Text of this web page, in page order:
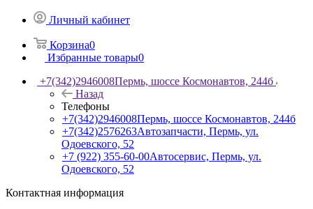
Личный кабинет
Корзина0
Избранные товары0
+7(342)2946008Пермь, шоссе Космонавтов, 244б
Назад
Телефоны
+7(342)2946008Пермь, шоссе Космонавтов, 244б
+7(342)2576263Автозапчасти, Пермь, ул.
Одоевского, 52
+7 (922) 355-60-00Автосервис, Пермь, ул.
Одоевского, 52
Контактная информация